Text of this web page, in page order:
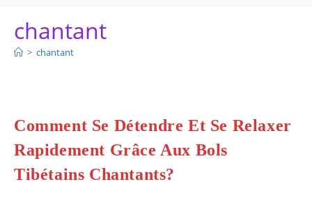
chantant
> chantant
Comment Se Détendre Et Se Relaxer
Rapidement Grâce Aux Bols
Tibétains Chantants?